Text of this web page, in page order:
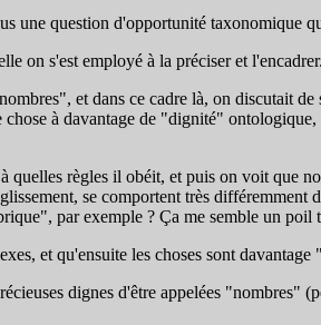
une question d'opportunité taxonomique
on s'est employé à la préciser et l'encadrer.
et dans ce cadre là, on discutait
à davantage de "dignité"
règles il obéit, et puis on voit que
se comportent très
par exemple ? Ça me semble un poil
et qu'ensuite les choses sont davantage
dignes d'être appelées "nombres"